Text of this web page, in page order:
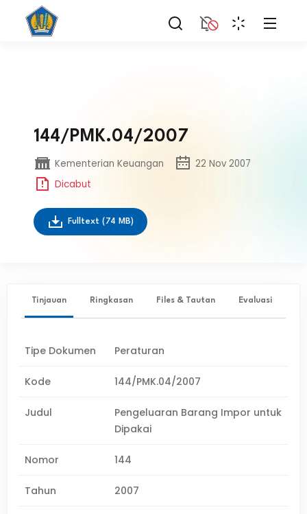
144/PMK.04/2007
Kementerian Keuangan
22 Nov 2007
Dicabut
Fulltext (74 MB)
Tinjauan Ringkasan Files & Tautan Evaluasi
Tipe Dokumen Peraturan
Kode 144/PMK.04/2007
Judul
Pengeluaran Barang Impor untuk
Dipakai
Nomor 144
Tahun 2007